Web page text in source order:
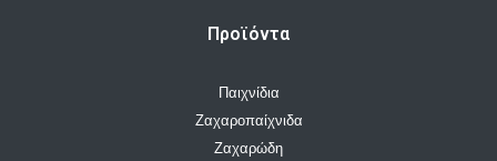
Προϊόντα
Παιχνίδια
Ζαχαροπαίχνιδα
Ζαχαρώδη